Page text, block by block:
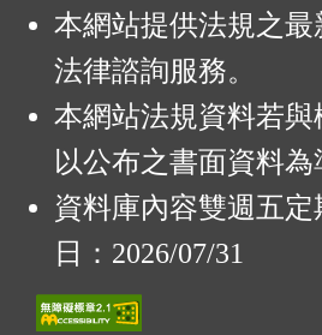
本網站提供法規之
法律諮詢服務。
本網站法規資料若
以公布之書面資料為
資料庫內容雙週五
日：2026/07/31